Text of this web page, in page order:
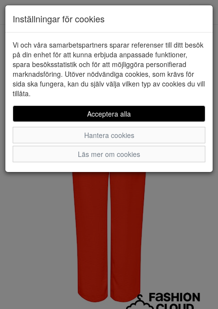
HEM JACQUELINE DE YONG
Inställningar för cookies
Vi och våra samarbetspartners sparar referenser till ditt besök
på din enhet för att kunna erbjuda anpassade funktioner,
spara besöksstatistik och för att möjliggöra personifierad
marknadsföring. Utöver nödvändiga cookies, som krävs för
sida ska fungera, kan du själv välja vilken typ av cookies du vill
tillåta.
Acceptera alla
Hantera cookies
Läs mer om cookies